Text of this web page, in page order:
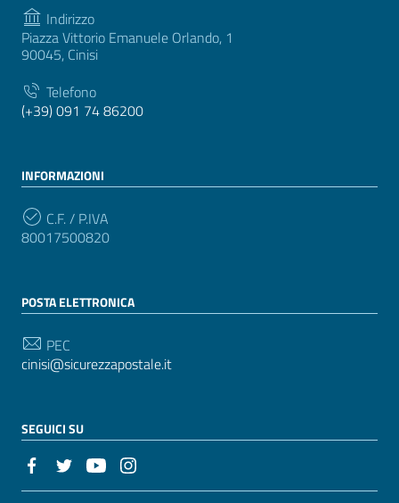
Indirizzo
Piazza Vittorio Emanuele Orlando, 1
90045, Cinisi
Telefono
(+39) 091 74 86200
INFORMAZIONI
C.F. / P.IVA
80017500820
POSTA ELETTRONICA
PEC
cinisi@sicurezzapostale.it
SEGUICI SU